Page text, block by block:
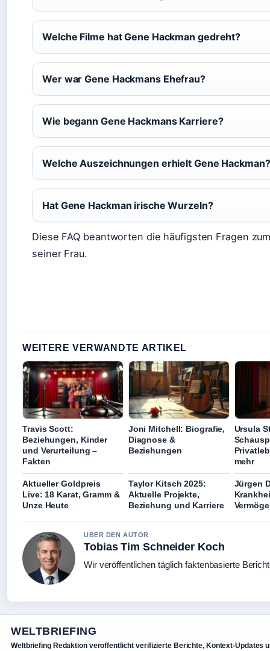
Welche Filme hat Gene Hackman gedreht?
Wer war Gene Hackmans Ehefrau?
Wie begann Gene Hackmans Karriere?
Welche Auszeichnungen erhielt Gene Hackman?
Hat Gene Hackman irische Wurzeln?
Diese FAQ beantworten die häufigsten Fragen
seiner Frau.
WEITERE VERWANDTE ARTIKEL
Travis Scott:
Beziehungen, Kinder
und Verurteilung –
Fakten
Joni Mitchell: Biografie,
Diagnose &
Beziehungen
Ursula
mehr
Aktueller Goldpreis
Live: 18 Karat, Gramm &
Unze Heute
Taylor Kitsch 2025:
Aktuelle Projekte,
Beziehung und Karriere
Jürgen
UBER DEN AUTOR
Tobias Tim Schneider Koch
Wir veröffentlichen täglich faktenbasierte
WELTBRIEFING
Weltbriefing Redaktion veroffentlicht verifizierte Berichte, Kontext-Updates